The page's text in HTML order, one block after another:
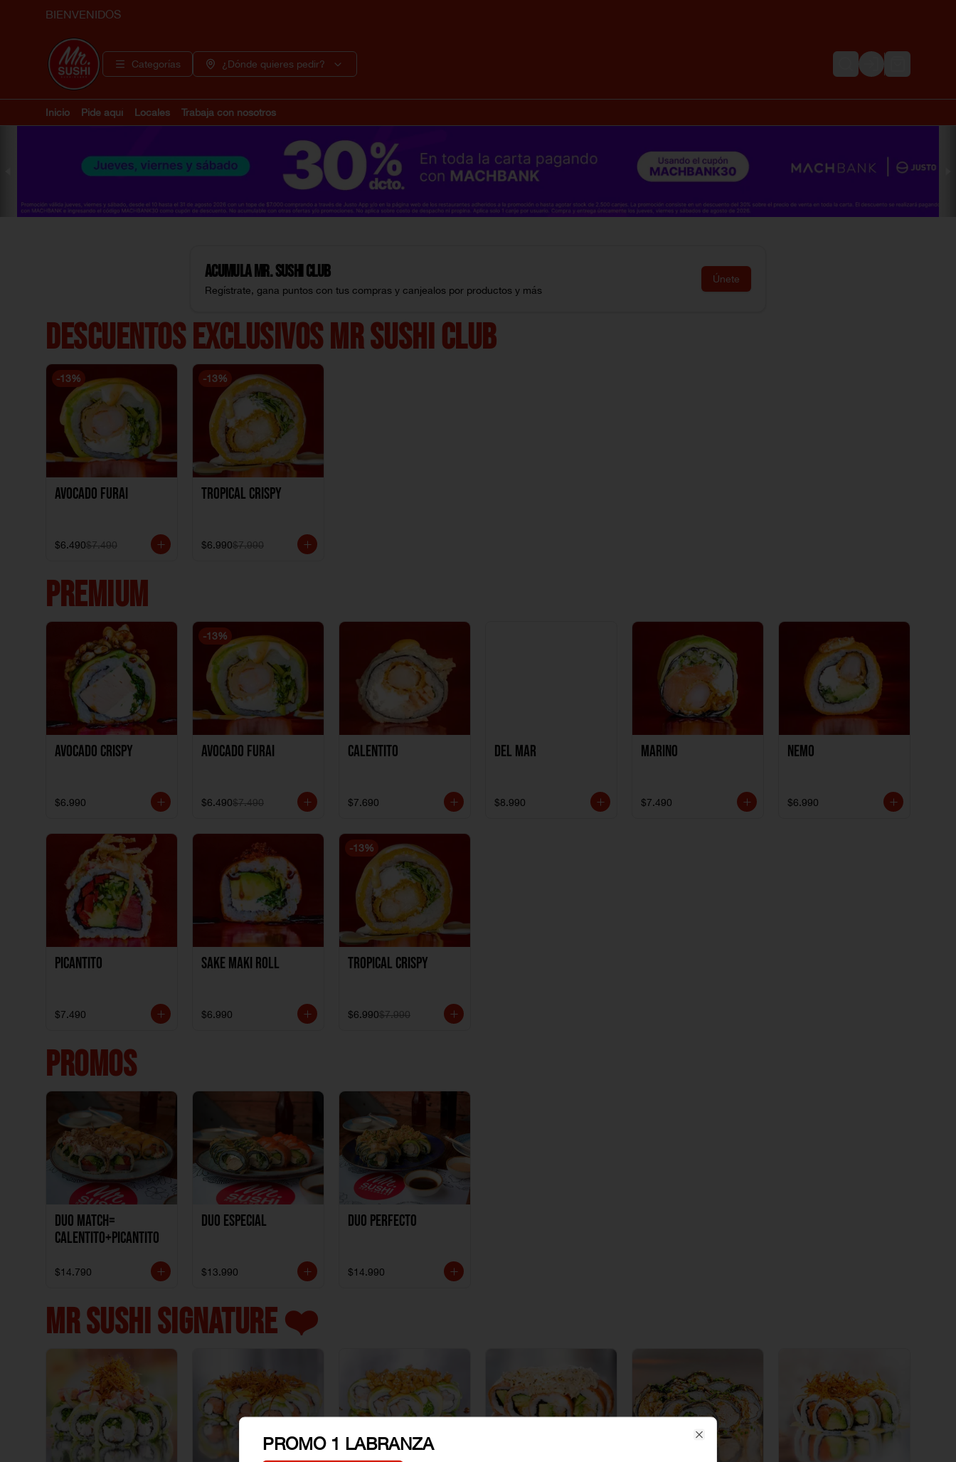
BIENVENIDOS
Categorías ¿Dónde quieres pedir?
Login
Inicio Pide aquí Locales Trabaja con nosotros
AcumulaMr. Sushi Club
Regístrate, gana puntos con tus compras y canjealos por productos y más
Únete
DESCUENTOS EXCLUSIVOS MR SUSHI CLUB
-13%
Avocado Furai
$6.490$7.490
-13%
Tropical crispy
$6.990$7.990
PREMIUM
Avocado Crispy
$6.990
-13%
Avocado Furai
$6.490$7.490
Calentito
$7.690
Del Mar
$8.990
Marino
$7.490
Nemo
$6.990
Picantito
$7.490
Sake Maki Roll
$6.990
-13%
Tropical crispy
$6.990$7.990
PROMOS
DUO MATCH=
CALENTITO+PICANTITO
$14.790
Duo especial
$13.990
Duo perfecto
$14.990
MR SUSHI SIGNATURE ❤️
PROMO 1 LABRANZA